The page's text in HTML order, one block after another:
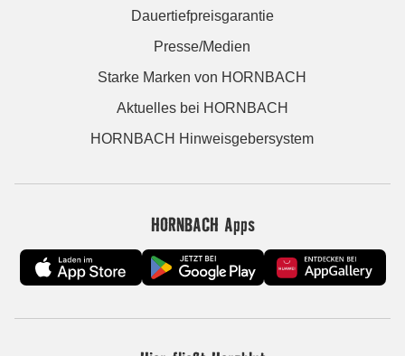
Dauertiefpreisgarantie
Presse/Medien
Starke Marken von HORNBACH
Aktuelles bei HORNBACH
HORNBACH Hinweisgebersystem
HORNBACH Apps